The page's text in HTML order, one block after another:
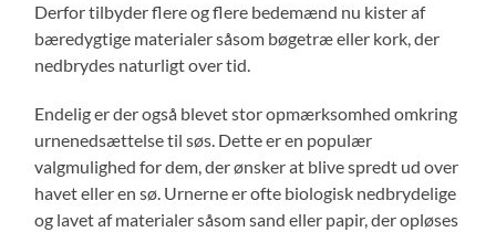
Derfor tilbyder flere og flere bedemænd nu kister af
bæredygtige materialer såsom bøgetræ eller kork, der
nedbrydes naturligt over tid.
Endelig er der også blevet stor opmærksomhed omkring
urnenedsættelse til søs. Dette er en populær
valgmulighed for dem, der ønsker at blive spredt ud over
havet eller en sø. Urnerne er ofte biologisk nedbrydelige
og lavet af materialer såsom sand eller papir, der opløses